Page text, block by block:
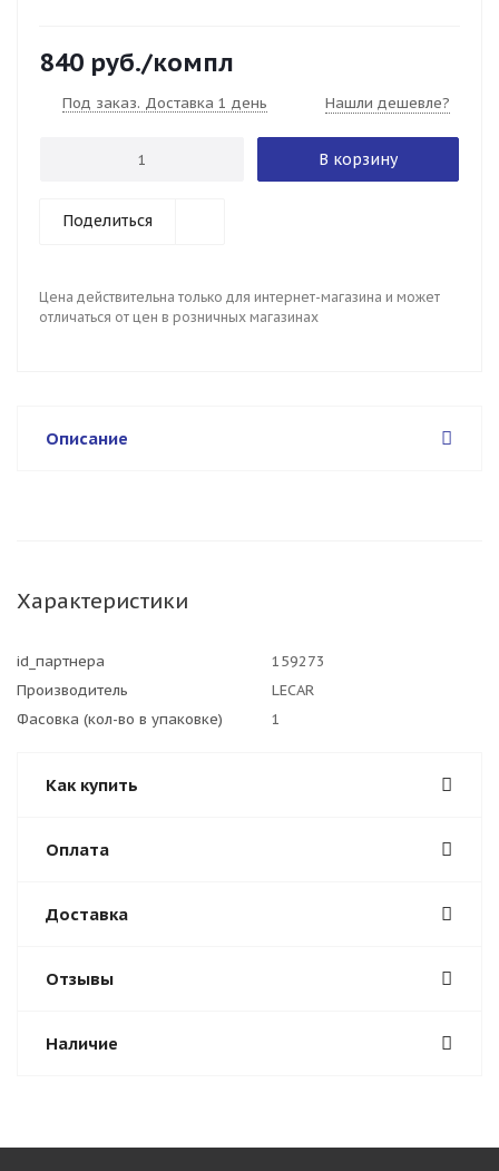
840 руб./компл
Под заказ. Доставка 1 день Нашли дешевле?
В корзину
Поделиться
Цена действительна только для интернет-магазина и может
отличаться от цен в розничных магазинах
Описание
Характеристики
id_партнера
159273
Производитель
LECAR
Фасовка (кол-во в упаковке)
1
Как купить
Оплата
Доставка
Отзывы
Наличие